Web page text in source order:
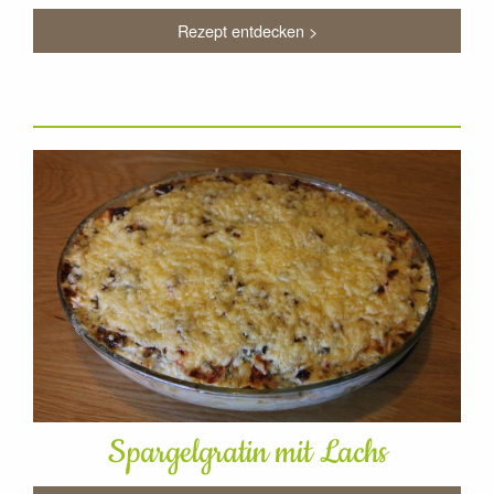
Rezept entdecken >
Spargelgratin mit Lachs